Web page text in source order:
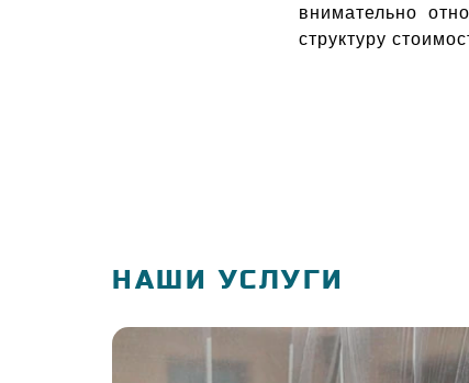
внимательно
структуру
НАШИ УСЛУГИ